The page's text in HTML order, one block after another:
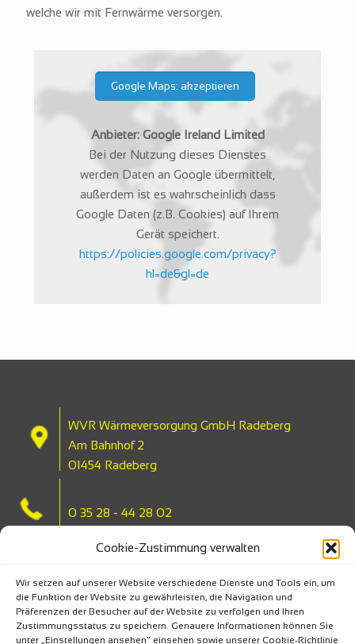
Cookie-Zustimmung verwalten
Wir setzen auf unserer Website verschiedene Dienste und Tools ein, um
die Funktion der Website zu gewährleisten, die Navigation und
Präferenzen der Besucher auf der Website zu verfolgen und Ihren
Zustimmungsstatus zu speichern. Genauere Informationen können Sie
unter „Einstellungen ansehen“ einsehen sowie unserer Cookie-Richtlinie
welche wir mit Fernwärme versorgen.
Google Maps: akzeptieren
Anbieter: Google Ireland Limited
Bei der Nutzung dieses Dienstes
werden Daten an Google übermittelt,
außerdem ist es wahrscheinlich dass
Google Daten (z.B. Cookies) auf Ihrem
Gerät speichert.
https://policies.google.com/privacy?
hl=de&gl=de
WVR Wärmeversorgung GmbH Radeberg
Am Bahnhof 2
01454 Radeberg
0 35 28 - 44 28 02
info@wvr-radeberg.de